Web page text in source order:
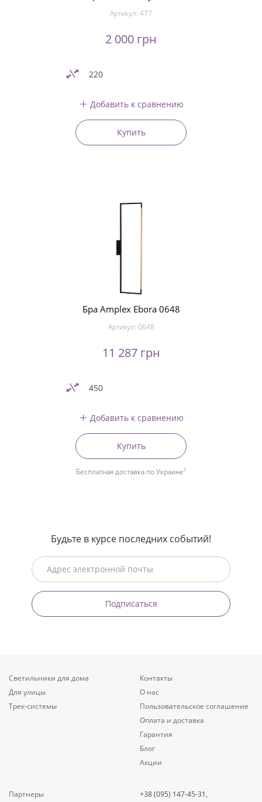
Артикул: 477
2 000 грн
220
Добавить к сравнению
Купить
Бра Amplex Ebora 0648
Артикул: 0648
11 287 грн
450
Добавить к сравнению
Купить
Бесплатная доставка по Украине1
Будьте в курсе последних событий!
Подписаться
Светильники для дома
Для улицы
Трек-системы
Контакты
О нас
Пользовательское соглашение
Оплата и доставка
Гарантия
Блог
Акции
Партнеры
+38 (095) 147-45-31,